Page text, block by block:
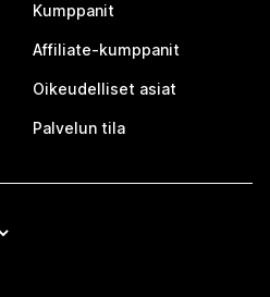
Kumppanit
Affiliate-kumppanit
Oikeudelliset asiat
Palvelun tila